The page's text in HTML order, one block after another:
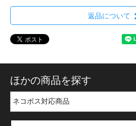
返品について
ほかの商品を探す